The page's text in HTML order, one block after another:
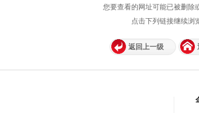
您要查看的网址可能已被删除
点击下列链接继续浏
返回上一级